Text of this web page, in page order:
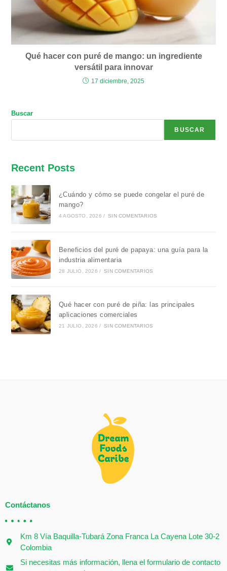
Qué hacer con puré de mango: un ingrediente
versátil para innovar
17 diciembre, 2025
Buscar
BUSCAR
Recent Posts
¿Cuándo y cómo se puede congelar el puré de
mango?
4 AGOSTO, 2026 / SIN COMENTARIOS
Beneficios del puré de papaya: una guía para la
industria alimentaria
28 JULIO, 2026 / SIN COMENTARIOS
Qué hacer con puré de piña: las principales
aplicaciones comerciales
21 JULIO, 2026 / SIN COMENTARIOS
Contáctanos
Km 8 Vía Baquilla-Tubará Zona Franca La Cayena Lote 30-2
Colombia
Si necesitas más información, llena el formulario de contacto